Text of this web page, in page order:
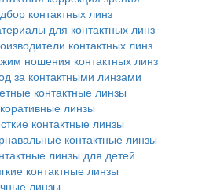
контактных линз
для контактных линз
контактных линз
ношения контактных линз
за контактными линзами
контактные линзы
линзы
контактные линзы
контактные линзы
линзы для детей
контактные линзы
линзы